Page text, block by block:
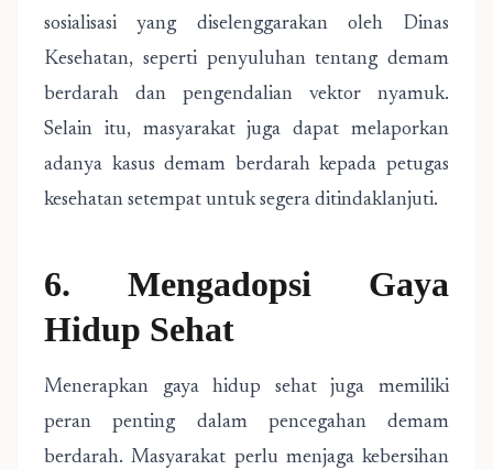
sosialisasi yang diselenggarakan oleh Dinas
Kesehatan, seperti penyuluhan tentang demam
berdarah dan pengendalian vektor nyamuk.
Selain itu, masyarakat juga dapat melaporkan
adanya kasus demam berdarah kepada petugas
kesehatan setempat untuk segera ditindaklanjuti.
6. Mengadopsi Gaya
Hidup Sehat
Menerapkan gaya hidup sehat juga memiliki
peran penting dalam pencegahan demam
berdarah. Masyarakat perlu menjaga kebersihan